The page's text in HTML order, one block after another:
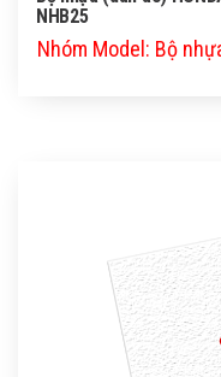
NHB25
Nhóm Model: Bộ